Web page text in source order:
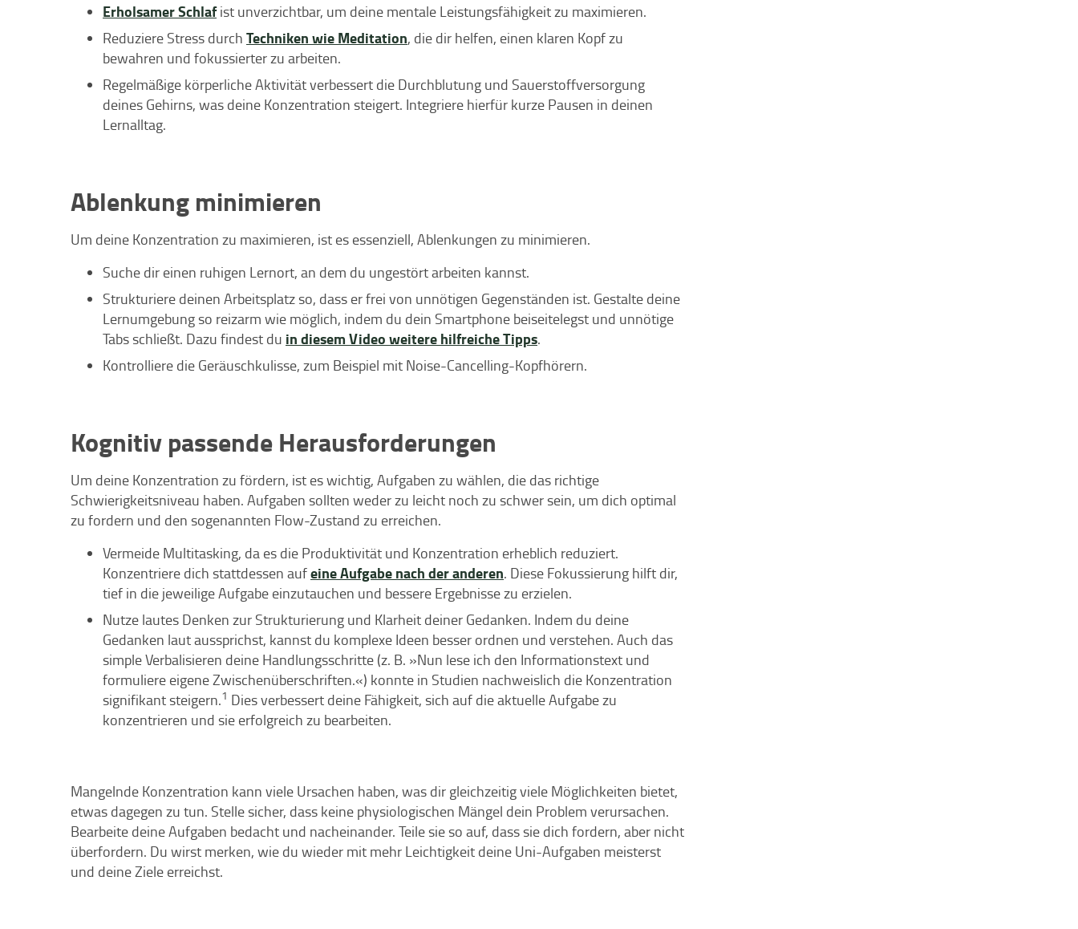
Erholsamer Schlafist unverzichtbar, um deine mentale Leistungsfähigkeit zu maximieren.
Reduziere Stress durch Techniken wie Meditation, die dir helfen, einen klaren Kopf zu
bewahren und fokussierter zu arbeiten.
Regelmäßige körperliche Aktivität verbessert die Durchblutung und Sauerstoffversorgung
deines Gehirns, was deine Konzentration steigert. Integriere hierfür kurze Pausen in deinen
Lernalltag.
Ablenkung minimieren
Um deine Konzentration zu maximieren, ist es essenziell, Ablenkungen zu minimieren.
Suche dir einen ruhigen Lernort, an dem du ungestört arbeiten kannst.
Strukturiere deinen Arbeitsplatz so, dass er frei von unnötigen Gegenständen ist. Gestalte deine
Lernumgebung so reizarm wie möglich, indem du dein Smartphone beiseitelegst und unnötige
Tabs schließt. Dazu findest du in diesem Video weitere hilfreiche Tipps.
Kontrolliere die Geräuschkulisse, zum Beispiel mit Noise-Cancelling-Kopfhörern.
Kognitiv passende Herausforderungen
Um deine Konzentration zu fördern, ist es wichtig, Aufgaben zu wählen, die das richtige
Schwierigkeitsniveau haben. Aufgaben sollten weder zu leicht noch zu schwer sein, um dich optimal
zu fordern und den sogenannten Flow-Zustand zu erreichen.
Vermeide Multitasking, da es die Produktivität und Konzentration erheblich reduziert.
Konzentriere dich stattdessen aufeine Aufgabe nach der anderen. Diese Fokussierung hilft dir,
tief in die jeweilige Aufgabe einzutauchen und bessere Ergebnisse zu erzielen.
Nutze lautes Denken zur Strukturierung und Klarheit deiner Gedanken. Indem du deine
Gedanken laut aussprichst, kannst du komplexe Ideen besser ordnen und verstehen. Auch das
simple Verbalisieren deine Handlungsschritte (z. B. »Nun lese ich den Informationstext und
formuliere eigene Zwischenüberschriften.«) konnte in Studien nachweislich die Konzentration
signifikant steigern.1 Dies verbessert deine Fähigkeit, sich auf die aktuelle Aufgabe zu
konzentrieren und sie erfolgreich zu bearbeiten.
Mangelnde Konzentration kann viele Ursachen haben, was dir gleichzeitig viele Möglichkeiten bietet,
etwas dagegen zu tun. Stelle sicher, dass keine physiologischen Mängel dein Problem verursachen.
Bearbeite deine Aufgaben bedacht und nacheinander. Teile sie so auf, dass sie dich fordern, aber nicht
überfordern. Du wirst merken, wie du wieder mit mehr Leichtigkeit deine Uni-Aufgaben meisterst
und deine Ziele erreichst.